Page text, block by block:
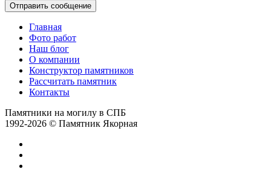
Отправить сообщение
Главная
Фото работ
Наш блог
О компании
Конструктор памятников
Рассчитать памятник
Контакты
Памятники на могилу в СПБ
1992-2026 © Памятник Якорная